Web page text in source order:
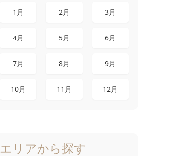
1月 2月 3月
4月 5月 6月
7月 8月 9月
10月 11月 12月
エリアから探す